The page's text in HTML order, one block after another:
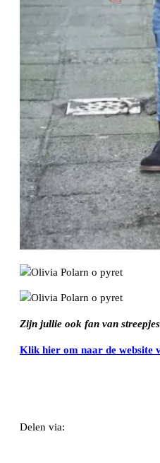
Zijn jullie ook fan van
Klik hier om naar de website
Delen via: